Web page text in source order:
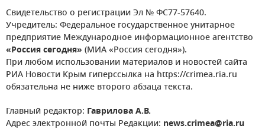
Свидетельство о регистрации Эл № ФС77-57640.
Учредитель: Федеральное государственное унитарное
предприятие Международное информационное агентство
«Россия сегодня» (МИА «Россия сегодня»).
При любом использовании материалов и новостей сайта
РИА Новости Крым гиперссылка на https://crimea.ria.ru
обязательна не ниже второго абзаца текста.
Главный редактор: Гаврилова А.В.
Адрес электронной почты Редакции: news.crimea@ria.ru